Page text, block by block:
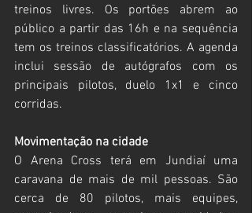
treinos livres. Os portões abrem ao
público a partir das 16h e na sequência
tem os treinos classificatórios. A agenda
inclui sessão de autógrafos com os
principais pilotos, duelo 1x1 e cinco
corridas.
Movimentação na cidade
O Arena Cross terá em Jundiaí uma
caravana de mais de mil pessoas. São
cerca de 80 pilotos, mais equipes,